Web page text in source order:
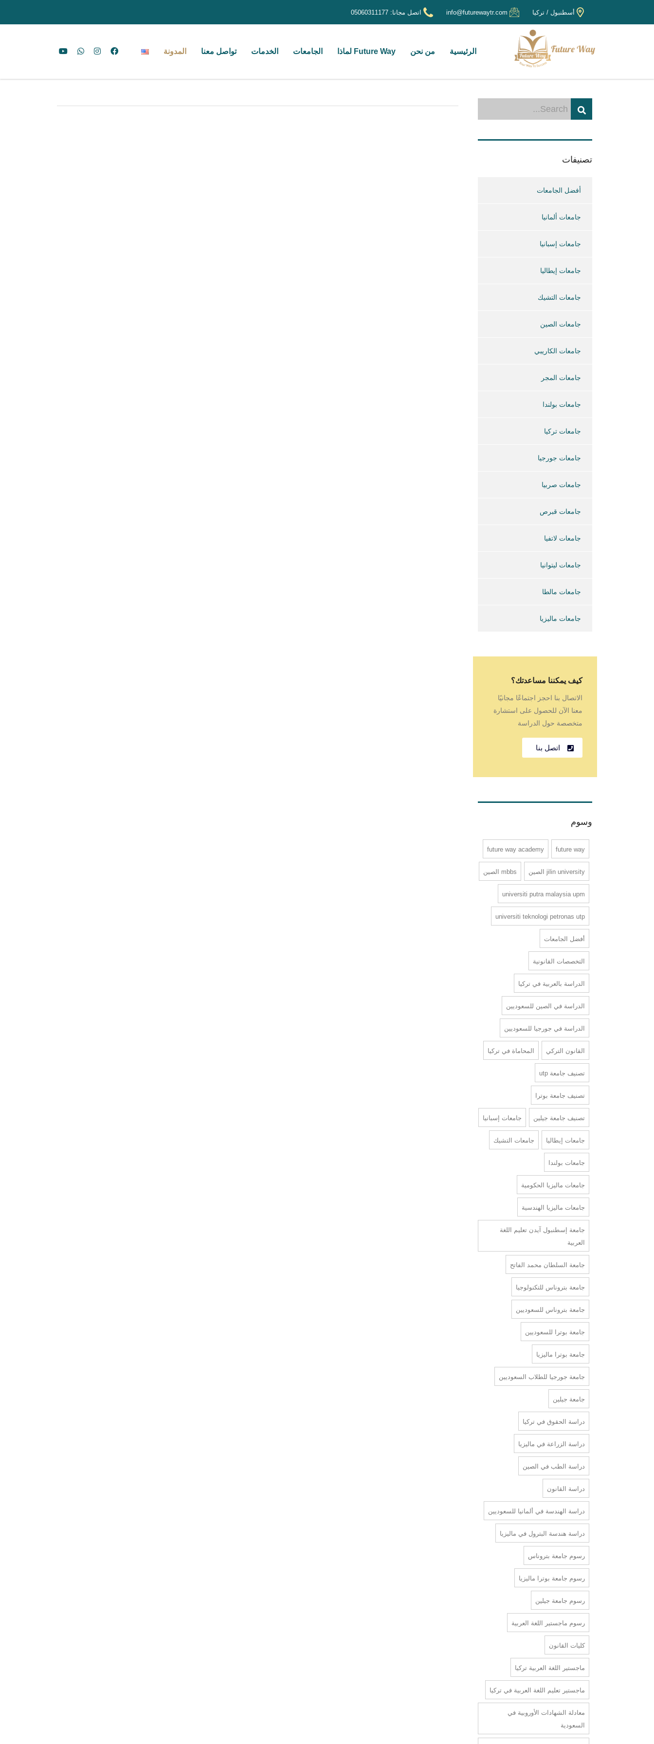
أسطنبول / تركيا info@futurewaytr.com اتصل مجانا: 05060311177
الرئيسية من نحن Future Way لماذا الجامعات الخدمات تواصل معنا المدونة
تصنيفات
أفضل الجامعات
جامعات ألمانيا
جامعات إسبانيا
جامعات إيطاليا
جامعات التشيك
جامعات الصين
جامعات الكاريبي
جامعات المجر
جامعات بولندا
جامعات تركيا
جامعات جورجيا
جامعات صربيا
جامعات قبرص
جامعات لاتفيا
جامعات ليتوانيا
جامعات مالطا
جامعات ماليزيا
كيف يمكننا مساعدتك؟
الاتصال بنا احجز اجتماعًا مجانيًا
معنا الآن للحصول على استشارة
متخصصة حول الدراسة
اتصل بنا
وسوم
future way
future way academy
jilin university الصين mbbs الصين
universiti putra malaysia upm
universiti teknologi petronas utp
أفضل الجامعات
التخصصات القانونية
الدراسة بالعربية في تركيا
الدراسة في الصين للسعوديين
الدراسة في جورجيا للسعوديين
القانون التركي المحاماة في تركيا
تصنيف جامعة utp
تصنيف جامعة بوترا
تصنيف جامعة جيلين جامعات إسبانيا
جامعات إيطاليا جامعات التشيك
جامعات بولندا
جامعات ماليزيا الحكومية
جامعات ماليزيا الهندسية
جامعة إسطنبول آيدن تعليم اللغة
العربية
جامعة السلطان محمد الفاتح
جامعة بتروناس للتكنولوجيا
جامعة بتروناس للسعوديين
جامعة بوترا للسعوديين
جامعة بوترا ماليزيا
جامعة جورجيا للطلاب السعوديين
جامعة جيلين
دراسة الحقوق في تركيا
دراسة الزراعة في ماليزيا
دراسة الطب في الصين
دراسة القانون
دراسة الهندسة في ألمانيا للسعوديين
دراسة هندسة البترول في ماليزيا
رسوم جامعة بتروناس
رسوم جامعة بوترا ماليزيا
رسوم جامعة جيلين
رسوم ماجستير اللغة العربية
كليات القانون
ماجستير اللغة العربية تركيا
ماجستير تعليم اللغة العربية في تركيا
معادلة الشهادات الأوروبية في
السعودية